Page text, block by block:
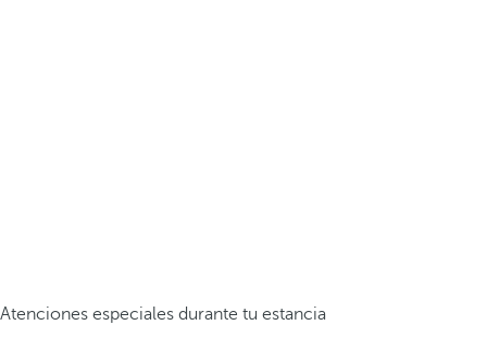
Atenciones especiales durante tu estancia